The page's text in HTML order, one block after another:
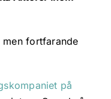
men fortfarande
på